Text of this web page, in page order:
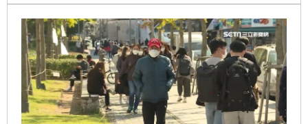
我國是否也會有所調整？疾管署長羅一鈞今（9）日表
示，整體評估來說，國際疫情尚未有明顯改變，也會持
續觀察國際疫情變化。（記者：簡浩正）